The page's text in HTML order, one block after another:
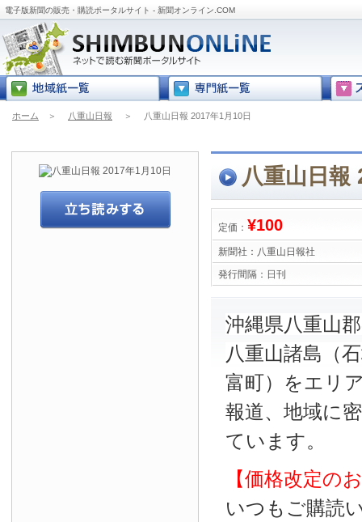
電子版新聞の販売・購読ポータルサイト - 新聞オンライン.COM
ホーム ＞ 八重山日報 ＞ 八重山日報 2017年1月10日
八重山日報
定価： ¥100
新聞社： 八重山日報社
発行間隔： 日刊
沖縄県八重山
八重山諸島（
富町）をエリ
報道、地域に
ています。
【価格改定の
いつもご購読